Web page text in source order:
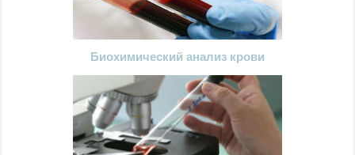
Биохимический анализ крови